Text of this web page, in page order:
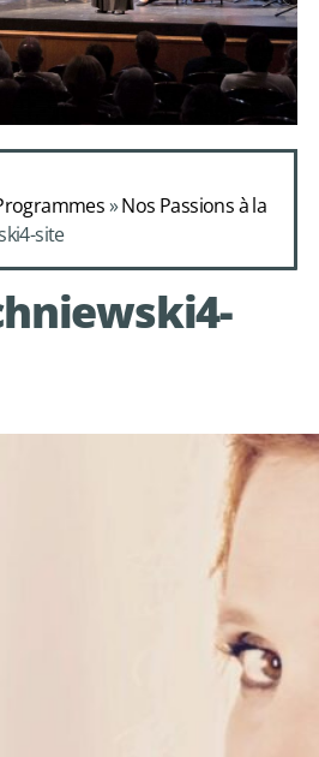
de
le choeur de
Les Eléments
»Nos Passions à la
site